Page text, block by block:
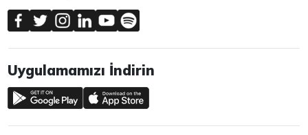
Uygulamamızı İndirin